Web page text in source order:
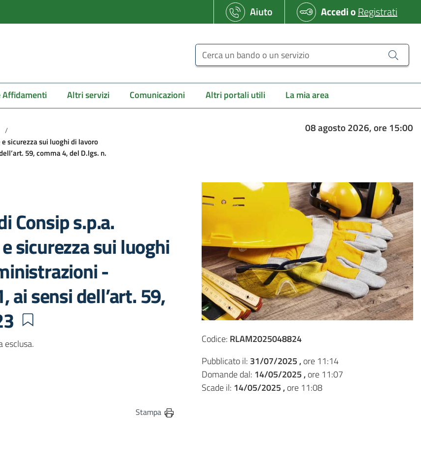
Aiuto AccedioRegistrati
Cerca un bando o un servizio
Affidamenti Altri servizi Comunicazioni Altri portali utili La mia area
/
sicurezza sui luoghi di lavoro
59, comma 4, del D.lgs. n.
08 agosto 2026, ore 15:00
Consip s.p.a.
sicurezza sui luoghi
-
ai sensi dell’art. 59,
esclusa.
Stampa
Codice: RLAM2025048824
Pubblicato il: 31/07/2025 ,ore 11:14
Domande dal: 14/05/2025 ,ore 11:07
Scade il: 14/05/2025 ,ore 11:08